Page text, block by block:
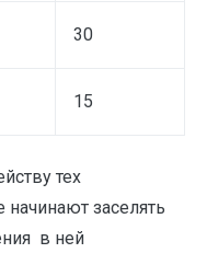
30
15
тех
заселять
в ней